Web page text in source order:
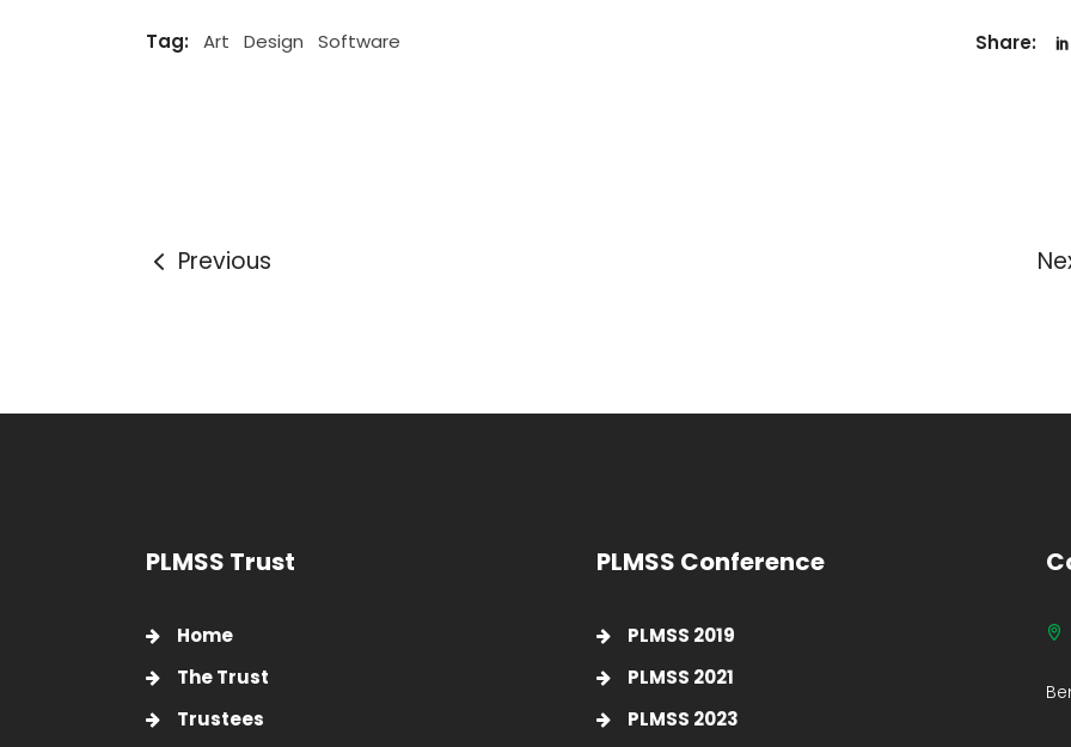
Tag: Art Design Software Share:
Previous
PLMSS Trust
Home
The Trust
Trustees
PLMSS Conference
PLMSS 2019
PLMSS 2021
PLMSS 2023